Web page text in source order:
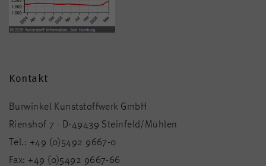
Kontakt
Burwinkel Kunststoffwerk GmbH
Rienshof 7 · D-49439 Steinfeld/Mühlen
Tel.: +49 (0)5492 9667-0
Fax: +49 (0)5492 9667-66